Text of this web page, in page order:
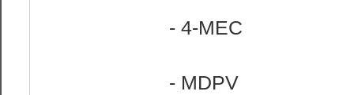
- 4-MEC
- MDPV